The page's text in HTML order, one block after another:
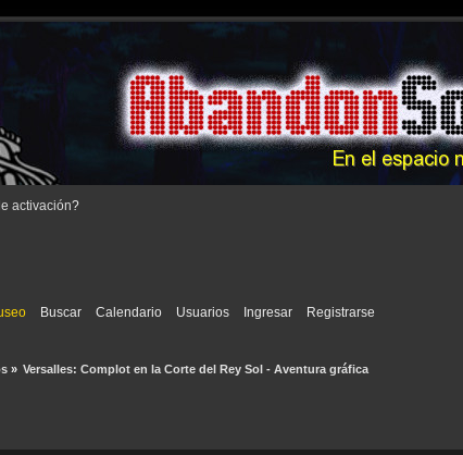
activación?
Buscar Calendario Usuarios Ingresar Registrarse
» Versalles: Complot en la Corte del Rey Sol - Aventura gráfica